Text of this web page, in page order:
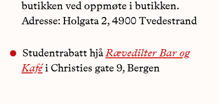
butikken ved oppmøte i butikken.
Adresse: Holgata 2, 4900 Tvedestrand
Studentrabatt hjåRævedilter Bar og
Kaféi Christies gate 9, Bergen